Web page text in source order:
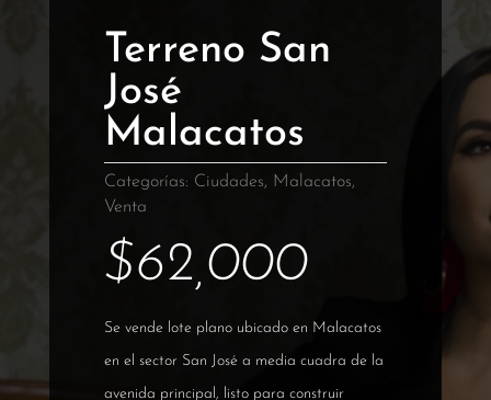
Terreno San
José
Malacatos
Categorías: Ciudades, Malacatos,
Venta
$62,000
Se vende lote plano ubicado en Malacatos
en el sector San José a media cuadra de la
avenida principal, listo para construir